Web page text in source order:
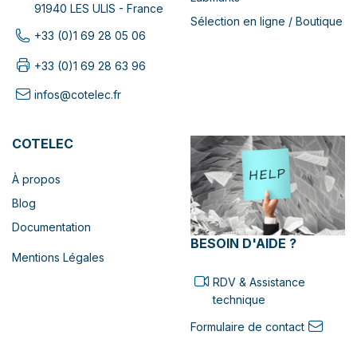
91940 LES ULIS - France
+33 (0)1 69 28 05 06
+33 (0)1 69 28 63 96
infos@cotelec.fr
Sélection en ligne / Boutique
COTELEC
À propos
Blog
Documentation
Mentions Légales
BESOIN D'AIDE ?
RDV & Assistance
technique
Formulaire de contact